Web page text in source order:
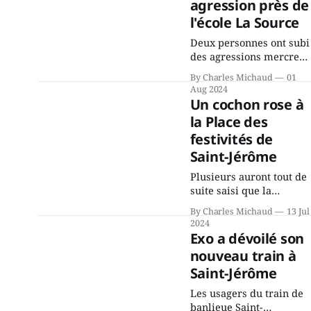
surtout de son
incapacité, qu'il juge
chronique, à offrir des
agression près de
l'école La Source
Deux personnes ont subi
des agressions mercredi
un peu avant 16h à
proximité de l'école
primaire La Source dans
le secteur Bellefeuille de
Saint-Jérôme. L'une de
deux victimes aurait été
écrasée sous un véhicule
et aspergée de poivre de
cayenne alors que la
seconde, non
By Charles Michaud
01
Aug 2024
Un cochon rose à
la Place des
festivités de
Saint-Jérôme
Plusieurs auront tout de
suite saisi que la
musique du spectacle du
vendredi 12 juillet était
celle de Pink Floyd,
interprétée par le groupe
Éclipse. Les fans de tous
âges ont plané tout
doucement sur la
musique du célèbre
By Charles Michaud
13 Jul
2024
Exo a dévoilé son
nouveau train à
Saint-Jérôme
Les usagers du train de
banlieue Saint-